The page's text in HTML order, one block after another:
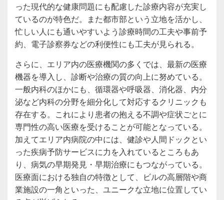
った現代的な健康問題にも配慮した診療内容が充実し
ているのが特色だ。また都市部という立地を活かし、
忙しい人にも通いやすいよう診療時間の工夫や事前予
約、電子診察券などの利便性にも工夫が見られる。
さらに、エリア内の医療機関の多くでは、最新の医療
機器を導入し、診断や治療の質の向上に努めている。
一般内科のほかにも、循環器や呼吸器、消化器、内分
泌など内科の分野を細分化して対応するクリニックも
存在する。これにより患者の抱える不調や症状ごとに
専門性の高い医療を受けることが可能となっている。
加えてエリア内病院の中には、健診や人間ドックとい
った疾病予防サービスに力を入れているところもあ
り、病気の早期発見・早期治療にもつながっている。
医療面における独自の特徴として、ビルの高層階や商
業施設の一角といった、ユニークな立地に位置してい